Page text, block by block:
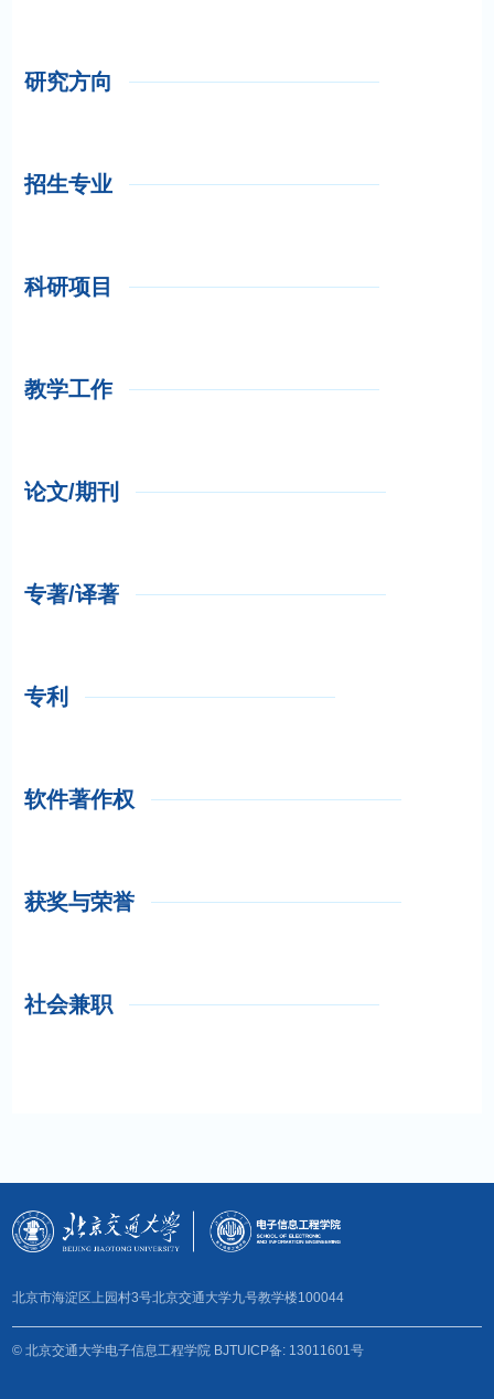
研究方向
招生专业
科研项目
教学工作
论文/期刊
专著/译著
专利
软件著作权
获奖与荣誉
社会兼职
北京市海淀区上园村3号北京交通大学九号教学楼100044
© 北京交通大学电子信息工程学院 BJTUICP备: 13011601号